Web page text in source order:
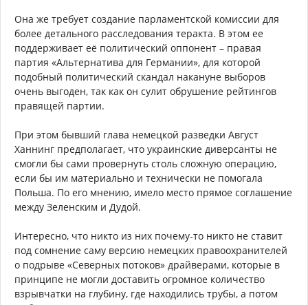
Она же требует создание парламентской комиссии для
более детального расследования теракта. В этом ее
поддерживает её политический оппонент – правая
партия «Альтернатива для Германии», для которой
подобный политический скандал накануне выборов
очень выгоден, так как он сулит обрушение рейтингов
правящей партии.
При этом бывший глава немецкой разведки Август
Ханнинг предполагает, что украинские диверсанты не
смогли бы сами провернуть столь сложную операцию,
если бы им материально и технически не помогала
Польша. По его мнению, имело место прямое соглашение
между Зеленским и Дудой.
Интересно, что никто из них почему-то никто не ставит
под сомнение саму версию немецких правоохранителей
о подрыве «Северных потоков» драйверами, которые в
принципе не могли доставить огромное количество
взрывчатки на глубину, где находились трубы, а потом